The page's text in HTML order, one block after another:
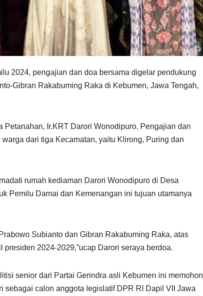
2024, pengajian dan doa bersama digelar pendukung
Gibran Rakabuming Raka di Kebumen, Jawa Tengah,
Ir.KRT Darori Wonodipuro. Pengajian dan
dari tiga Kecamatan, yaitu Klirong, Puring dan
rumah kediaman Darori Wonodipuro di Desa
Pemilu Damai dan Kemenangan ini tujuan utamanya
Subianto dan Gibran Rakabuming Raka, atas
2024-2029,”ucap Darori seraya berdoa.
senior dari Partai Gerindra asli Kebumen ini memohon
calon anggota legislatif DPR RI Dapil VII Jawa